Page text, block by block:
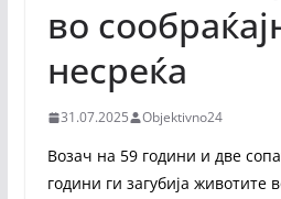
во
несреќа
31.07.2025 Objektivno24
Возач на 59 години и две
години ги загубија животите